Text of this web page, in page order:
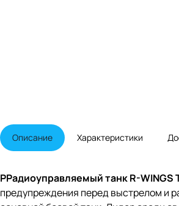
Описание Характеристики
РРадиоуправляемый танк R-WINGS
предупреждения перед выстрелом и